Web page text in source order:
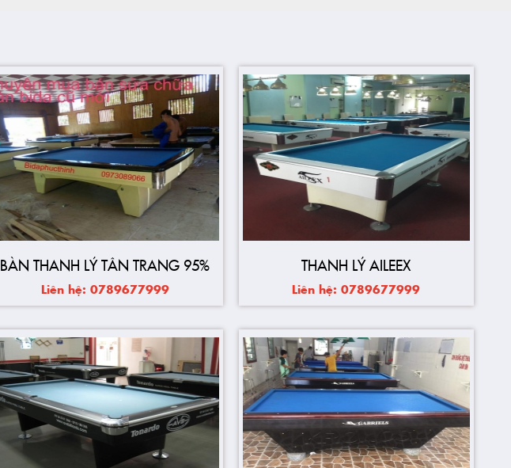
BÀN THANH LÝ TÂN TRANG 95%
Liên hệ: 0789677999
THANH LÝ AILEEX
Liên hệ: 0789677999